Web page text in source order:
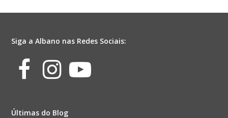
Siga a Albano nas Redes Sociais:
Facebook
Instagram
Youtube
Últimas do Blog